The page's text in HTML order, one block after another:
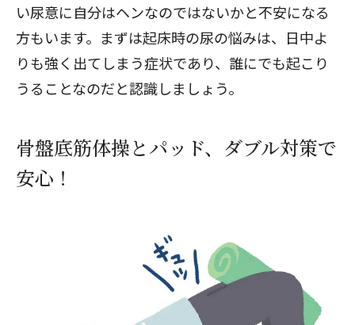
い尿意に自分はヘンなのではないかと不安になる
方もいます。まずは起床時の尿の悩みは、日中よ
りも強く出てしまう症状であり、誰にでも起こり
うることなのだと認識しましょう。
骨盤底筋体操とパッド、ダブル対策で
安心！